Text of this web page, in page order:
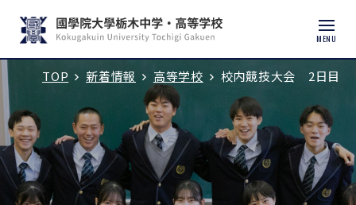
MENU
入試説明会・学校見学
学校紹介
中学校
TOP 新着情報 高等学校 校内競技大会 2日目